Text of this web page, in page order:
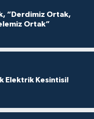
“Derdimiz Ortak,
Ortak”
Elektrik Kesintisi!